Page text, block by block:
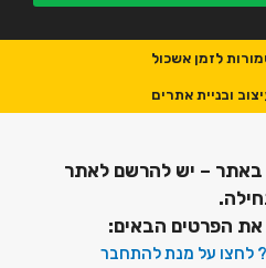
לזמן אשכול
באתר – יש להרשם לאתר
הפרטים הבאים:
לחצו על מנת להתחבר